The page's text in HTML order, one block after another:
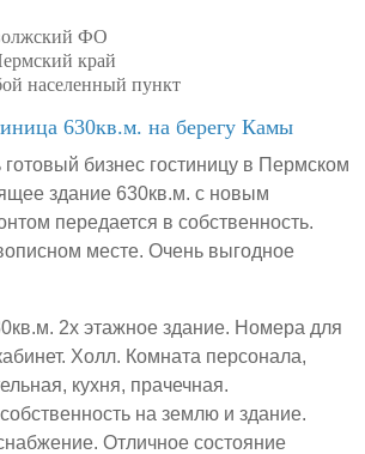
ФО
край
населенный пункт
630кв.м. на берегу Камы
бизнес гостиницу в Пермском
здание 630кв.м. с новым
передается в собственность.
месте. Очень выгодное
2х этажное здание. Номера для
Холл. Комната персонала,
кухня, прачечная.
на землю и здание.
Отличное состояние